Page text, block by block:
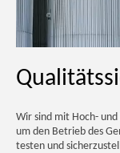
Wir sind mit Hoch-
um den Betrieb des
testen und